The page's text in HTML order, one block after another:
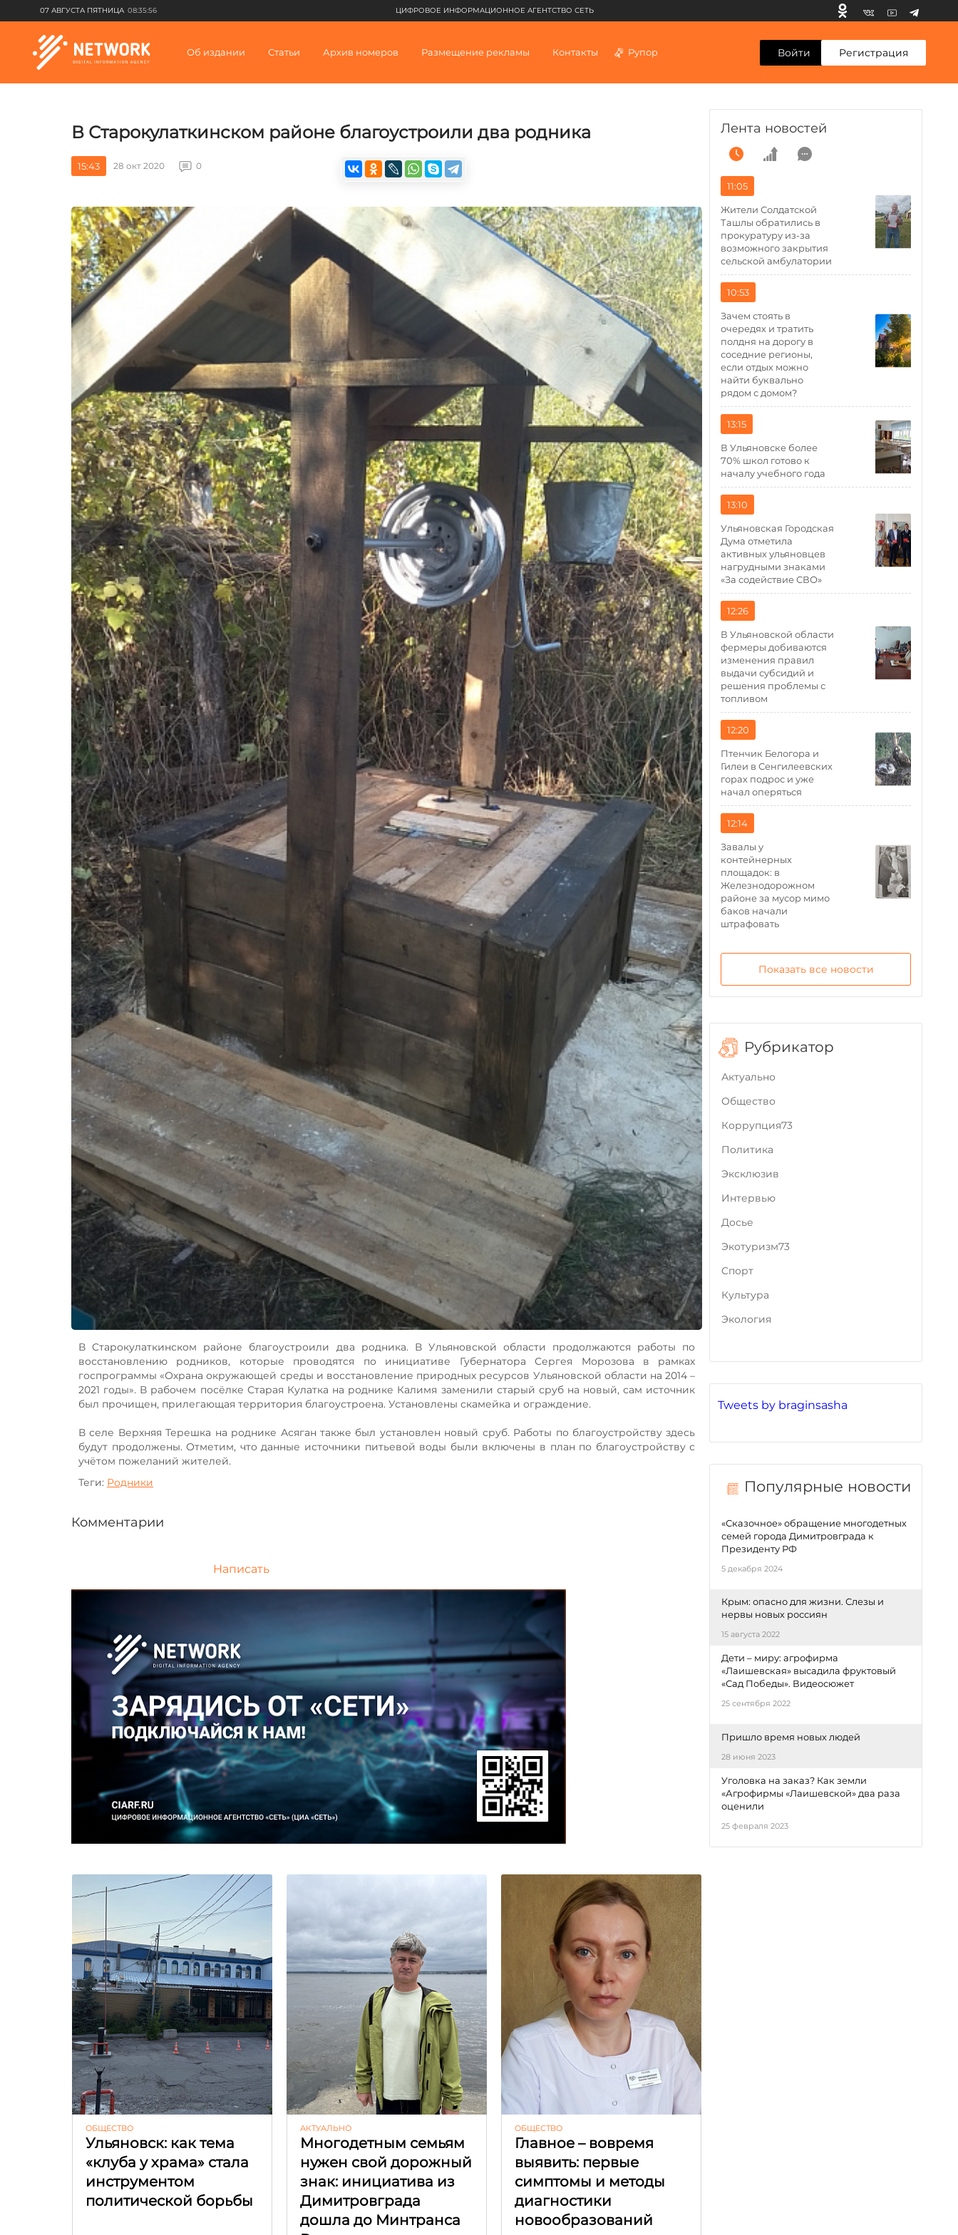
07 АВГУСТА ПЯТНИЦА 08:35:56 ЦИФРОВОЕ ИНФОРМАЦИОННОЕ АГЕНТСТВО СЕТЬ
Об издании Статьи Архив номеров Размещение рекламы Контакты Рупор Войти Регистрация
В Старокулаткинском районе благоустроили два родника
15:43 28 окт 2020 0
В Старокулаткинском районе благоустроили два родника. В Ульяновской области продолжаются работы по
восстановлению родников, которые проводятся по инициативе Губернатора Сергея Морозова в рамках
госпрограммы «Охрана окружающей среды и восстановление природных ресурсов Ульяновской области на 2014 –
2021 годы». В рабочем посёлке Старая Кулатка на роднике Калимя заменили старый сруб на новый, сам источник
был прочищен, прилегающая территория благоустроена. Установлены скамейка и ограждение.
В селе Верхняя Терешка на роднике Асяган также был установлен новый сруб. Работы по благоустройству здесь
будут продолжены. Отметим, что данные источники питьевой воды были включены в план по благоустройству с
учётом пожеланий жителей.
Теги: Родники
Комментарии
Написать
ОБЩЕСТВО
Ульяновск: как тема
«клуба у храма» стала
инструментом
политической борьбы
АКТУАЛЬНО
Многодетным семьям
нужен свой дорожный
знак: инициатива из
Димитровграда
дошла до Минтранса
ОБЩЕСТВО
Главное – вовремя
выявить: первые
симптомы и методы
диагностики
новообразований
Tweets by braginsasha
Популярные новости
«Сказочное» обращение многодетных
семей города Димитровграда к
Президенту РФ
5 декабря 2024
Крым: опасно для жизни. Слезы и
нервы новых россиян
15 августа 2022
Дети – миру: агрофирма
«Лаишевская» высадила фруктовый
«Сад Победы». Видеосюжет
25 сентября 2022
Пришло время новых людей
28 июня 2023
Уголовка на заказ? Как земли
«Агрофирмы «Лаишевской» два раза
оценили
25 февраля 2023
Лента новостей
11:05
Жители Солдатской
Ташлы обратились в
прокуратуру из-за
возможного закрытия
сельской амбулатории
10:53
Зачем стоять в
очередях и тратить
полдня на дорогу в
соседние регионы,
если отдых можно
найти буквально
рядом с домом?
13:15
В Ульяновске более
70% школ готово к
началу учебного года
13:10
Ульяновская Городская
Дума отметила
активных ульяновцев
нагрудными знаками
«За содействие СВО»
12:26
В Ульяновской области
фермеры добиваются
изменения правил
выдачи субсидий и
решения проблемы с
топливом
12:20
Птенчик Белогора и
Гилеи в Сенгилеевских
горах подрос и уже
начал оперяться
12:14
Завалы у
контейнерных
площадок: в
Железнодорожном
районе за мусор мимо
баков начали
штрафовать
Показать все новости
Рубрикатор
Актуально
Общество
Коррупция73
Политика
Эксклюзив
Интервью
Досье
Экотуризм73
Cпорт
Культура
Экология